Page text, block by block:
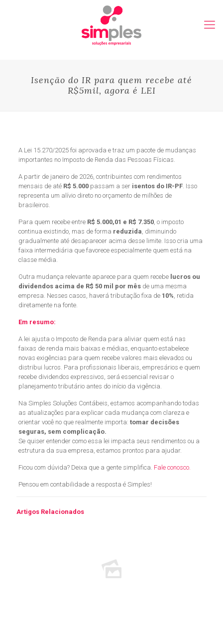
Isenção do IR para quem recebe até
R$5mil, agora é LEI
A Lei 15.270/2025 foi aprovada e traz um pacote de mudanças
importantes no Imposto de Renda das Pessoas Físicas.
A partir de janeiro de 2026, contribuintes com rendimentos
mensais de até R$ 5.000passam a ser isentos do IR-PF. Isso
representa um alívio direto no orçamento de milhões de
brasileiros.
Para quem recebe entre R$ 5.000,01 e R$ 7.350, o imposto
continua existindo, mas de forma reduzida, diminuindo
gradualmente até desaparecer acima desse limite. Isso cria uma
faixa intermediária que favorece especialmente quem está na
classe média.
Outra mudança relevante aparece para quem recebe lucros ou
dividendos acima de R$ 50 mil por mêsde uma mesma
empresa. Nesses casos, haverá tributação fixa de 10%, retida
diretamente na fonte.
Em resumo:
A lei ajusta o Imposto de Renda para aliviar quem está nas
faixas de renda mais baixas e médias, enquanto estabelece
novas exigências para quem recebe valores mais elevados ou
distribui lucros. Para profissionais liberais, empresários e quem
recebe dividendos expressivos, será essencial revisar o
planejamento tributário antes do início da vigência.
Na Simples Soluções Contábeis, estamos acompanhando todas
as atualizações para explicar cada mudança com clareza e
orientar você no que realmente importa: tomar decisões
seguras, sem complicação.
Se quiser entender como essa lei impacta seus rendimentos ou a
estrutura da sua empresa, estamos prontos para ajudar.
Ficou com dúvida? Deixa que a gente simplifica. Fale conosco.
Pensou em contabilidade a resposta é Simples!
Artigos Relacionados